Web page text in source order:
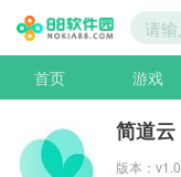
首页 游戏
简道云
版本：v1.0